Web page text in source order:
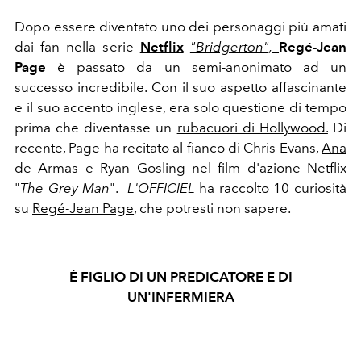
Dopo essere diventato uno dei personaggi più amati
dai fan nella serie Netflix "Bridgerton", Regé-Jean
Page è passato da un semi-anonimato ad un
successo incredibile. Con il suo aspetto affascinante
e il suo accento inglese, era solo questione di tempo
prima che diventasse un rubacuori di Hollywood. Di
recente, Page ha recitato al fianco di Chris Evans, Ana
de Armas e Ryan Gosling nel film d'azione Netflix
"The Grey Man". L'OFFICIEL ha raccolto 10 curiosità
su Regé-Jean Page, che potresti non sapere.
È FIGLIO DI UN PREDICATORE E DI
UN'INFERMIERA